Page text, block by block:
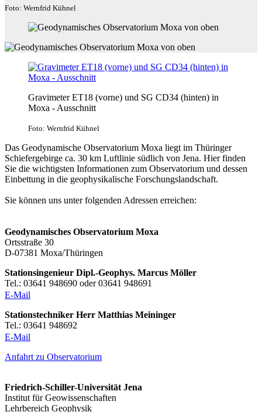
Foto: Wernfrid Kühnel
Gravimeter ET18 (vorne) und SG CD34 (hinten) in
Moxa - Ausschnitt
Foto: Wernfrid Kühnel
Das Geodynamische Observatorium Moxa liegt im Thüringer
Schiefergebirge ca. 30 km Luftlinie südlich von Jena. Hier finden
Sie die wichtigsten Informationen zum Observatorium und dessen
Einbettung in die geophysikalische Forschungslandschaft.
Sie können uns unter folgenden Adressen erreichen:
Geodynamisches Observatorium Moxa
Ortsstraße 30
D-07381 Moxa/Thüringen
Stationsingenieur Dipl.-Geophys. Marcus Möller
Tel.: 03641 948690 oder 03641 948691
E-Mail
Stationstechniker Herr Matthias Meininger
Tel.: 03641 948692
E-Mail
Anfahrt zu Observatorium
Friedrich-Schiller-Universität Jena
Institut für Geowissenschaften
Lehrbereich Geophysik